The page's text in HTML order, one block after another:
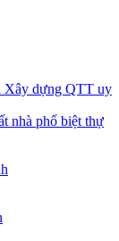
Xây dựng QTT uy
nhà phố biệt thự